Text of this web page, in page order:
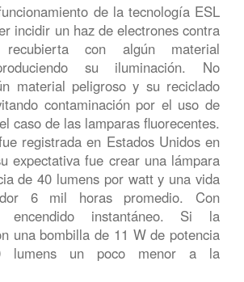
de la tecnología ESL
incidir un haz de electrones contra
con algún material
su iluminación. No
material peligroso y su reciclado
contaminación por el uso de
caso de las lamparas fluorecentes.
registrada en Estados Unidos en
expectativa fue crear una lámpara
de 40 lumens por watt y una vida
6 mil horas promedio. Con
encendido instantáneo. Si la
una bombilla de 11 W de potencia
lumens un poco menor a la